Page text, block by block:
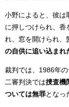
小野によると、彼は
に押しつけられ、香
れ、窓を開けられ、
の自供に追い込まれ
裁判では、1986年
二審判決では捜査機
ついては無罪となっ